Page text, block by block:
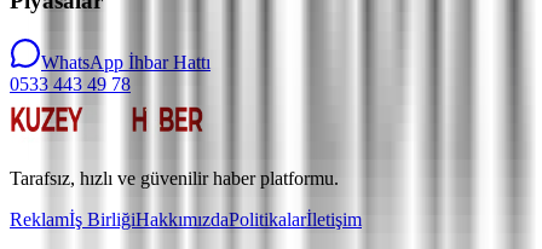
WhatsApp İhbar Hattı
0533 443 49 78
Tarafsız, hızlı ve güvenilir haber platformu.
Reklamİş BirliğiHakkımızdaPolitikalarİletişim